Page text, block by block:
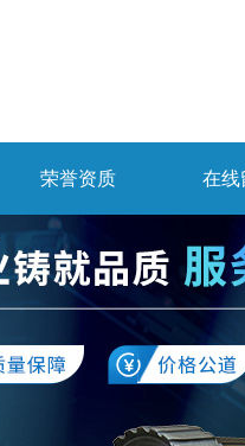
荣誉资质 在线